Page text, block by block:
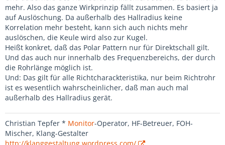
mehr. Also das ganze Wirkprinzip fällt zusammen. Es basiert ja
auf Auslöschung. Da außerhalb des Hallradius keine
Korrelation mehr besteht, kann sich auch nichts mehr
auslöschen, die Keule wird also zur Kugel.
Heißt konkret, daß das Polar Pattern nur für Direktschall gilt.
Und das auch nur innerhalb des Frequenzbereichs, der durch
die Rohrlänge möglich ist.
Und: Das gilt für alle Richtcharackteristika, nur beim Richtrohr
ist es wesentlich wahrscheinlicher, daß man auch mal
außerhalb des Hallradius gerät.
Christian Tepfer * Monitor-Operator, HF-Betreuer, FOH-
Mischer, Klang-Gestalter